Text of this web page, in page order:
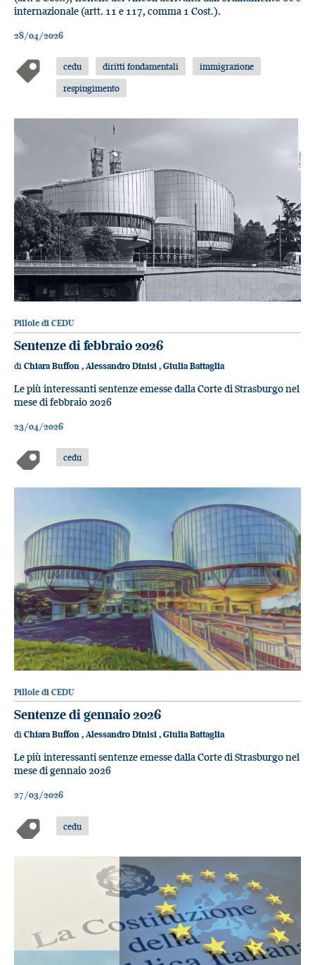
internazionale (artt. 11 e 117, comma 1 Cost.).
28/04/2026
cedu diritti fondamentali
immigrazione
respingimento
Pillole di CEDU
Sentenze di febbraio 2026
di Chiara Buffon , Alessandro Dinisi , Giulia Battaglia
Le più interessanti sentenze emesse dalla Corte di Strasburgo nel
mese di febbraio 2026
23/04/2026
cedu
Pillole di CEDU
Sentenze di gennaio 2026
di Chiara Buffon , Alessandro Dinisi , Giulia Battaglia
Le più interessanti sentenze emesse dalla Corte di Strasburgo nel
mese di gennaio 2026
27/03/2026
cedu